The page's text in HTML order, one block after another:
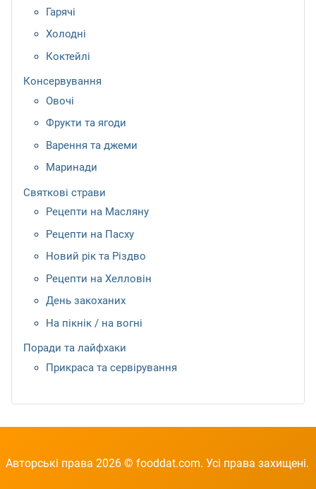
Гарячі
Холодні
Коктейлі
Консервування
Овочі
Фрукти та ягоди
Варення та джеми
Маринади
Святкові страви
Рецепти на Масляну
Рецепти на Пасху
Новий рік та Різдво
Рецепти на Хелловін
День закоханих
На пікнік / на вогні
Поради та лайфхаки
Прикраса та сервірування
Авторські права 2026 © fooddat.com. Усі права захищені.